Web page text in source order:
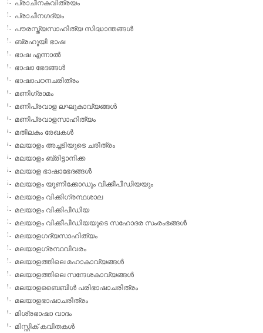
പ്രാചീനകവിത്രയം
പ്രാചീനഗദ്യം
പൗരസ്ത്യസാഹിത്യ സിദ്ധാന്തങ്ങള്‍
ബ്രഹൂയി ഭാഷ
ഭാഷ എന്നാല്‍
ഭാഷാ ഭേദങ്ങള്‍
ഭാഷാപഠനചരിത്രം
മണിഗ്രാമം
മണിപ്രവാള ലഘുകാവ്യങ്ങള്‍
മണിപ്രവാളസാഹിത്യം
മതിലകം രേഖകള്‍
മലയാളം അച്ചടിയുടെ ചരിത്രം
മലയാളം ബ്രിട്ടാനിക്ക
മലയാള ഭാഷാഭേദങ്ങള്‍
മലയാളം യൂണിക്കോഡും വിക്കീപീഡിയയും
മലയാളം വിക്കിഗ്രന്ഥശാല
മലയാളം വിക്കിപീഡിയ
മലയാളം വിക്കീപീഡിയയുടെ സഹോദര സംരംഭങ്ങള്‍
മലയാളഗദ്യസാഹിത്യം
മലയാളഗ്രന്ഥവിവരം
മലയാളത്തിലെ മഹാകാവ്യങ്ങള്‍
മലയാളത്തിലെ സന്ദേശകാവ്യങ്ങള്‍
മലയാളബൈബിള്‍ പരിഭാഷാചരിത്രം
മലയാളഭാഷാചരിത്രം
മിശ്രഭാഷാ വാദം
മിസ്റ്റിക് കവിതകള്‍